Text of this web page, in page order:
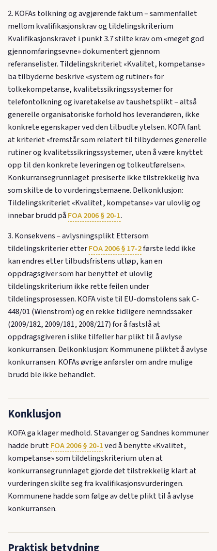
2. KOFAs tolkning og avgjørende faktum – sammenfallet
mellom kvalifikasjonskrav og tildelingskriterium
Kvalifikasjonskravet i punkt 3.7 stilte krav om «meget god
gjennomføringsevne» dokumentert gjennom
referanselister. Tildelingskriteriet «Kvalitet, kompetanse»
ba tilbyderne beskrive «system og rutiner» for
tolkekompetanse, kvalitetssikringssystemer for
telefontolkning og ivaretakelse av taushetsplikt – altså
generelle organisatoriske forhold hos leverandøren, ikke
konkrete egenskaper ved den tilbudte ytelsen. KOFA fant
at kriteriet «fremstår som relatert til tilbydernes generelle
rutiner og kvalitetssikringssystemer, uten å være knyttet
opp til den konkrete leveringen og tolkeutførelsen».
Konkurransegrunnlaget presiserte ikke tilstrekkelig hva
som skilte de to vurderingstemaene. Delkonklusjon:
Tildelingskriteriet «Kvalitet, kompetanse» var ulovlig og
innebar brudd påFOA 2006 § 20-1.
3. Konsekvens – avlysningsplikt Ettersom
tildelingskriterier etterFOA 2006 § 17-2første ledd ikke
kan endres etter tilbudsfristens utløp, kan en
oppdragsgiver som har benyttet et ulovlig
tildelingskriterium ikke rette feilen under
tildelingsprosessen. KOFA viste til EU-domstolens sak C-
448/01 (Wienstrom) og en rekke tidligere nemndssaker
(2009/182, 2009/181, 2008/217) for å fastslå at
oppdragsgiveren i slike tilfeller har plikt til å avlyse
konkurransen. Delkonklusjon: Kommunene pliktet å avlyse
konkurransen. KOFAs øvrige anførsler om andre mulige
brudd ble ikke behandlet.
Konklusjon
KOFA ga klager medhold. Stavanger og Sandnes kommuner
hadde bruttFOA 2006 § 20-1ved å benytte «Kvalitet,
kompetanse» som tildelingskriterium uten at
konkurransegrunnlaget gjorde det tilstrekkelig klart at
vurderingen skilte seg fra kvalifikasjonsvurderingen.
Kommunene hadde som følge av dette plikt til å avlyse
konkurransen.